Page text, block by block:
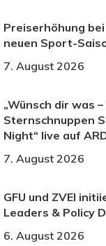
Preiserhöhung
neuen Sport-
7. August 2026
„Wünsch dir was –
Sternschnuppen
Night“ live auf
7. August 2026
GFU und ZVEI
Leaders & Policy
6. August 2026